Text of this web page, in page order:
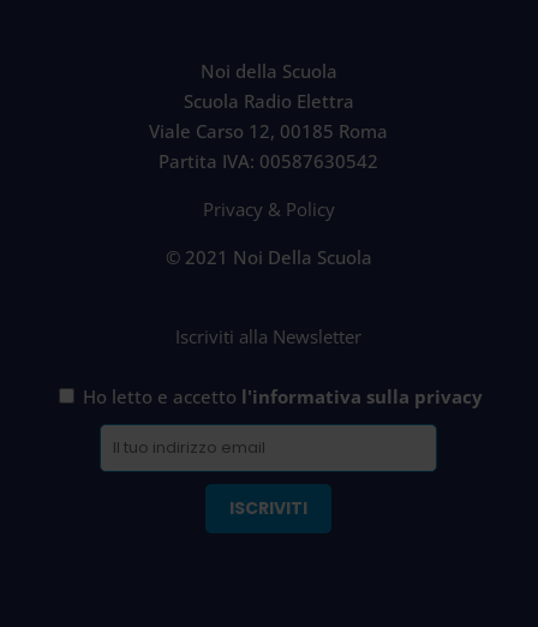
Noi della Scuola
Scuola Radio Elettra
Viale Carso 12, 00185 Roma
Partita IVA: 00587630542
Privacy & Policy
© 2021 Noi Della Scuola
Iscriviti alla Newsletter
Ho letto e accetto l'informativa sulla privacy